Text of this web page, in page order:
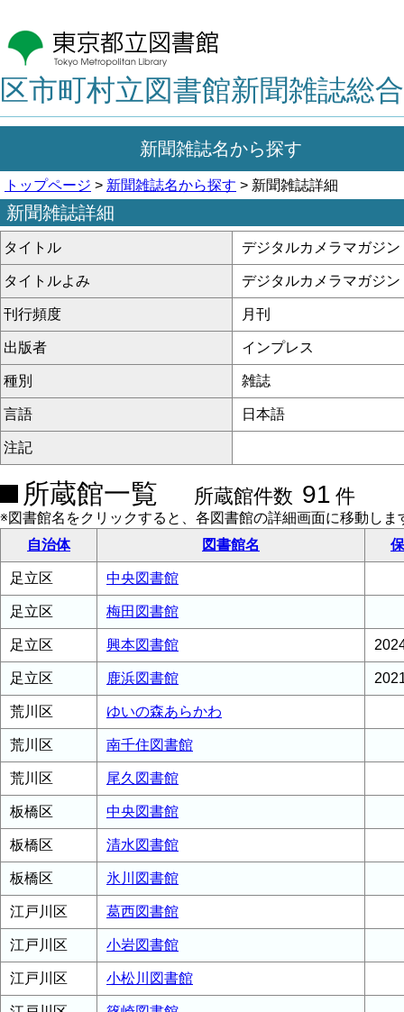
区市町村立図書館新聞雑誌総
新聞雑誌名から探す
トップページ > 新聞雑誌名から探す > 新聞雑誌詳細
新聞雑誌詳細
タイトル デジタルカメラマガジン
タイトルよみ デジタルカメラマガジン
刊行頻度 月刊
出版者 インプレス
種別 雑誌
言語 日本語
注記
所蔵館一覧 所蔵館件数 91 件
※図書館名をクリックすると、各図書館の詳細画面に移動しま
自治体
図書館名
足立区 中央図書館
足立区 梅田図書館
足立区 興本図書館
足立区 鹿浜図書館
荒川区 ゆいの森あらかわ
荒川区 南千住図書館
荒川区 尾久図書館
板橋区 中央図書館
板橋区 清水図書館
板橋区 氷川図書館
江戸川区 葛西図書館
江戸川区 小岩図書館
江戸川区 小松川図書館